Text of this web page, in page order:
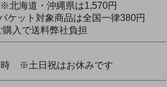
北海道・沖縄県は1,570円
ケット対象商品は全国一律380円
入で送料弊社負担
時 ※土日祝はお休みです